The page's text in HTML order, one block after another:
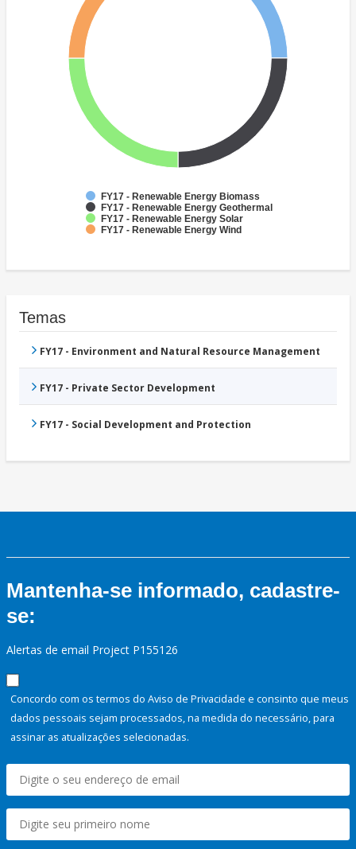
FY17 - Renewable Energy Biomass
FY17 - Renewable Energy Geothermal
FY17 - Renewable Energy Solar
FY17 - Renewable Energy Wind
Temas
FY17 - Environment and Natural Resource Management
FY17 - Private Sector Development
FY17 - Social Development and Protection
Mantenha-se informado, cadastre-
se:
Alertas de email Project P155126
Concordo com os termos do Aviso de Privacidade e consinto que meus
dados pessoais sejam processados, na medida do necessário, para
assinar as atualizações selecionadas.